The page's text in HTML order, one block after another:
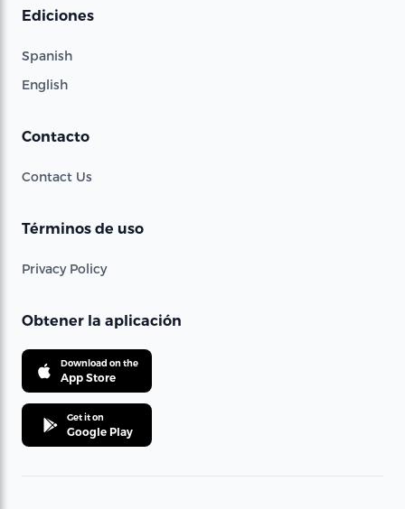
Ediciones
Spanish
English
Contacto
Contact Us
Términos de uso
Privacy Policy
Obtener la aplicación
Download on the
App Store
Get it on
Google Play